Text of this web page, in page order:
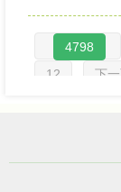
4798
12
下